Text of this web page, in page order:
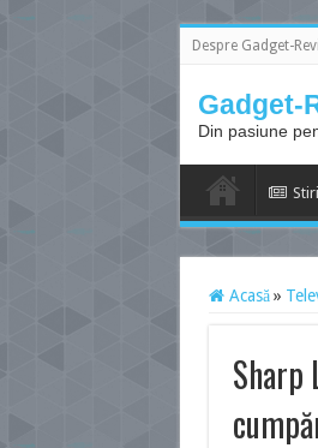
Despre Gadget-
Gadget-
Din pasiune
Stiri
Acasă »
Sharp